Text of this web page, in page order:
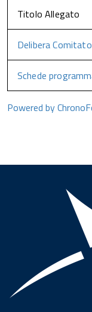
Titolo Allegato
Delibera
Schede
Powered by